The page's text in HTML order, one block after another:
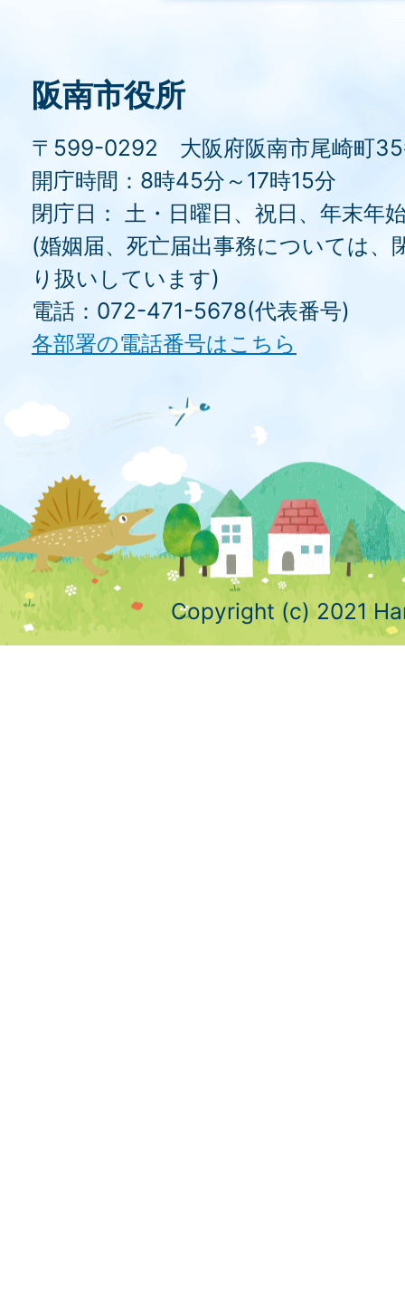
阪南市役所
〒599-0292 大阪府阪南市尾崎町35
開庁時間：8時45分～17時15分
閉庁日： 土・日曜日、祝日、年末年
(婚姻届、死亡届出事務については、
り扱いしています)
電話：072-471-5678(代表番号)
各部署の電話番号はこちら
Copyright (c) 2021